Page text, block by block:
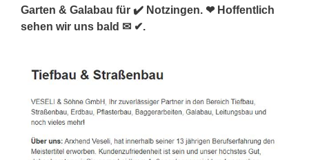
Garten & Galabau für ✔️ Notzingen. ❤ Hoffentlich
sehen wir uns bald ✉ ✔.